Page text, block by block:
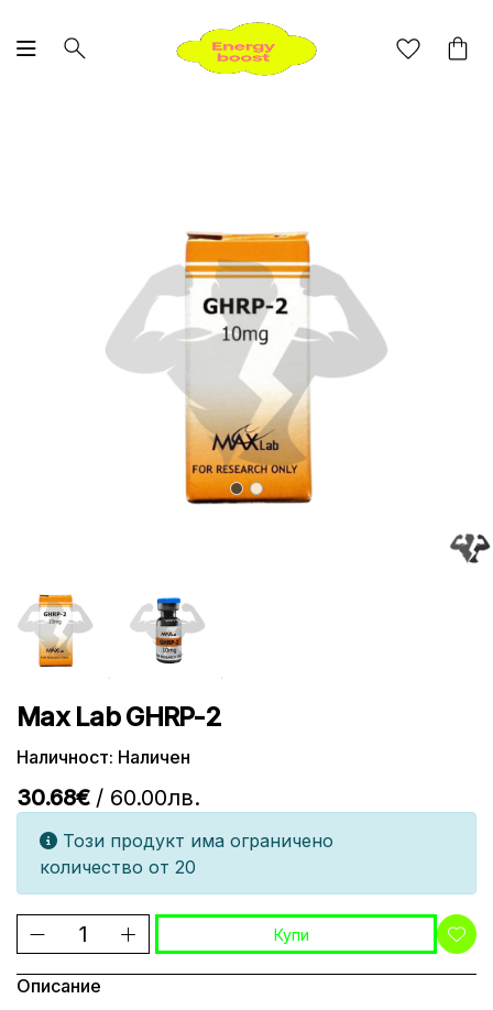
Max Lab GHRP-2
Наличност: Наличен
30.68€ / 60.00лв.
Този продукт има ограничено
количество от 20
Купи
Описание